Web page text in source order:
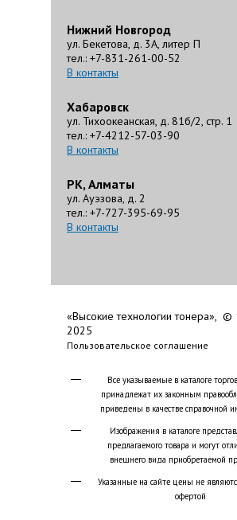
Нижний Новгород
ул. Бекетова, д. 3А, литер П
тел.: +7-831-261-00-52
В контакты
Хабаровск
ул. Тихоокеанская, д. 81б/2, стр. 1
тел.: +7-4212-57-03-90
В контакты
РК, Алматы
ул. Ауэзова, д. 2
тел.: +7-727-395-69-95
В контакты
«Высокие технологии тонера»,
2025
Пользовательское соглашение
Все указываемые в каталоге
принадлежат их законным
приведены в качестве справочной
Изображения в каталоге
предлагаемого товара и могут
внешнего вида приобретаемой
Указанные на сайте цены не
офертой